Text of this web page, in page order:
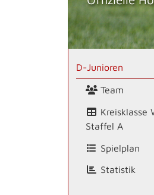
D-Junioren
Team
Kreisklasse
Staffel A
Spielplan
Statistik